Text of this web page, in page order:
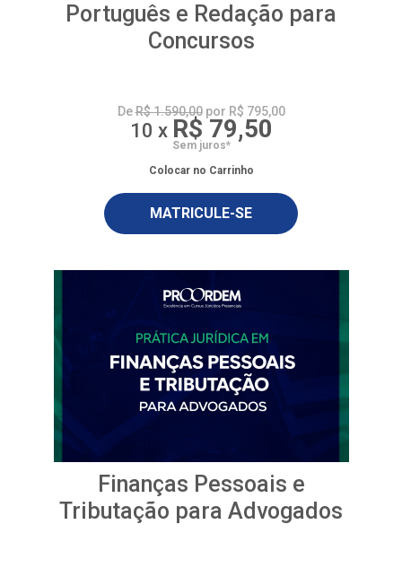
Português e Redação para
Concursos
DeR$ 1.590,00por R$ 795,00
10 x R$ 79,50
Sem juros*
Colocar no Carrinho
MATRICULE-SE
Finanças Pessoais e
Tributação para Advogados